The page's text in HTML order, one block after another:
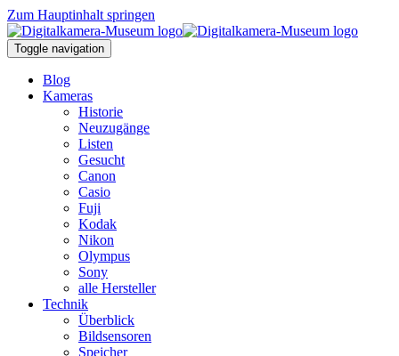
Zum Hauptinhalt springen
Toggle navigation
Blog
Kameras
Historie
Neuzugänge
Listen
Gesucht
Canon
Casio
Fuji
Kodak
Nikon
Olympus
Sony
alle Hersteller
Technik
Überblick
Bildsensoren
Speicher